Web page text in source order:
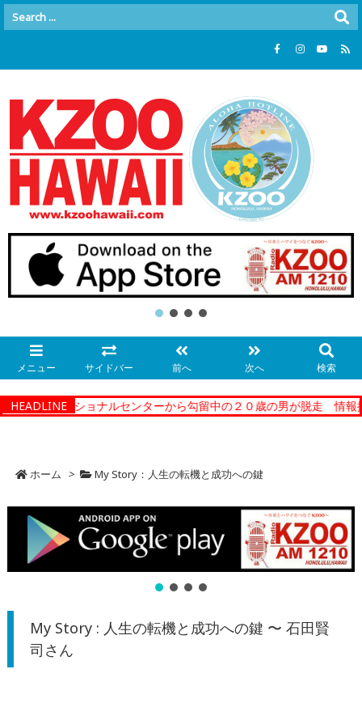
メニュー サイドバー 前へ 次へ 検索
HEADLINE
ーコレクショナルセンターから勾留中の２０歳の男が脱走 情報提
ホーム > My Story：人生の転機と成功への鍵
My Story : 人生の転機と成功への鍵 〜 石田賢
司さん